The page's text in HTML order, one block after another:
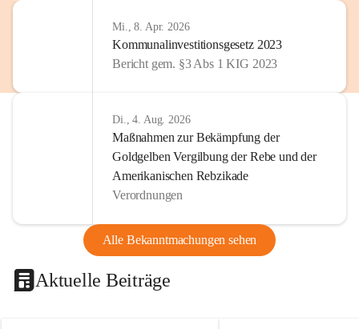
Mi., 8. Apr. 2026
Kommunalinvestitionsgesetz 2023
Bericht gem. §3 Abs 1 KIG 2023
Di., 4. Aug. 2026
Maßnahmen zur Bekämpfung der
Goldgelben Vergilbung der Rebe und der
Amerikanischen Rebzikade
Verordnungen
Alle Bekanntmachungen sehen
Aktuelle Beiträge